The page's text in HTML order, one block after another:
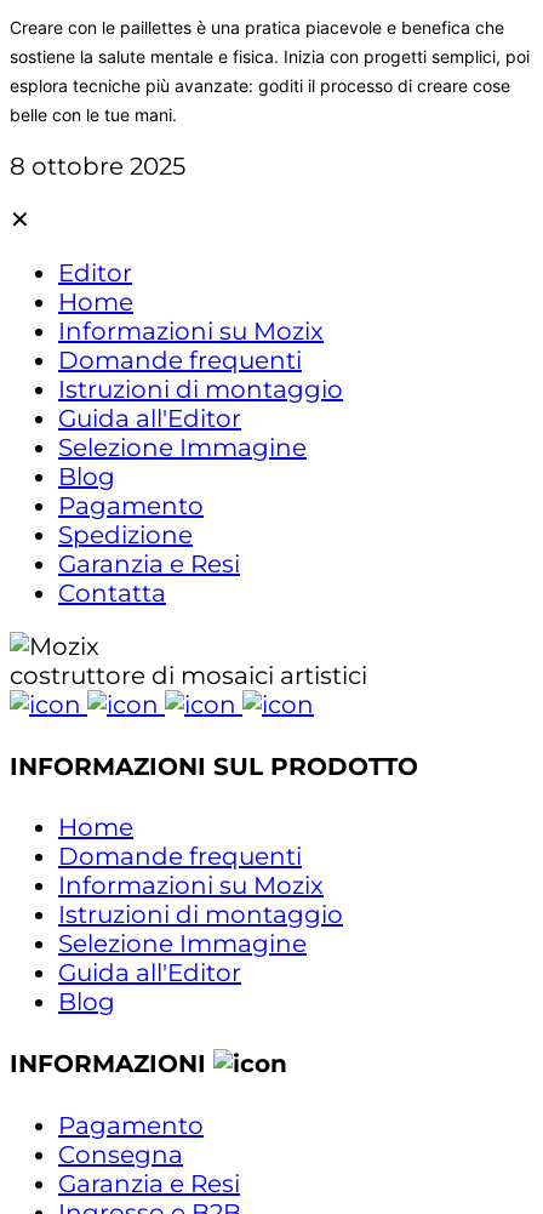
Creare con le paillettes è una pratica piacevole e benefica che
sostiene la salute mentale e fisica. Inizia con progetti semplici, poi
esplora tecniche più avanzate: goditi il processo di creare cose
belle con le tue mani.
8 ottobre 2025
✕
Editor
Home
Informazioni su Mozix
Domande frequenti
Istruzioni di montaggio
Guida all'Editor
Selezione Immagine
Blog
Pagamento
Spedizione
Garanzia e Resi
Contatta
costruttore di mosaici artistici
INFORMAZIONI SUL PRODOTTO
Home
Domande frequenti
Informazioni su Mozix
Istruzioni di montaggio
Selezione Immagine
Guida all'Editor
Blog
INFORMAZIONI
Pagamento
Consegna
Garanzia e Resi